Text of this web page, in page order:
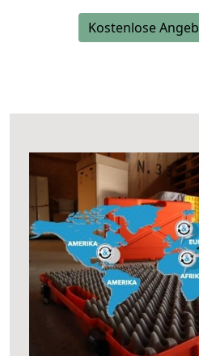
Kostenlose